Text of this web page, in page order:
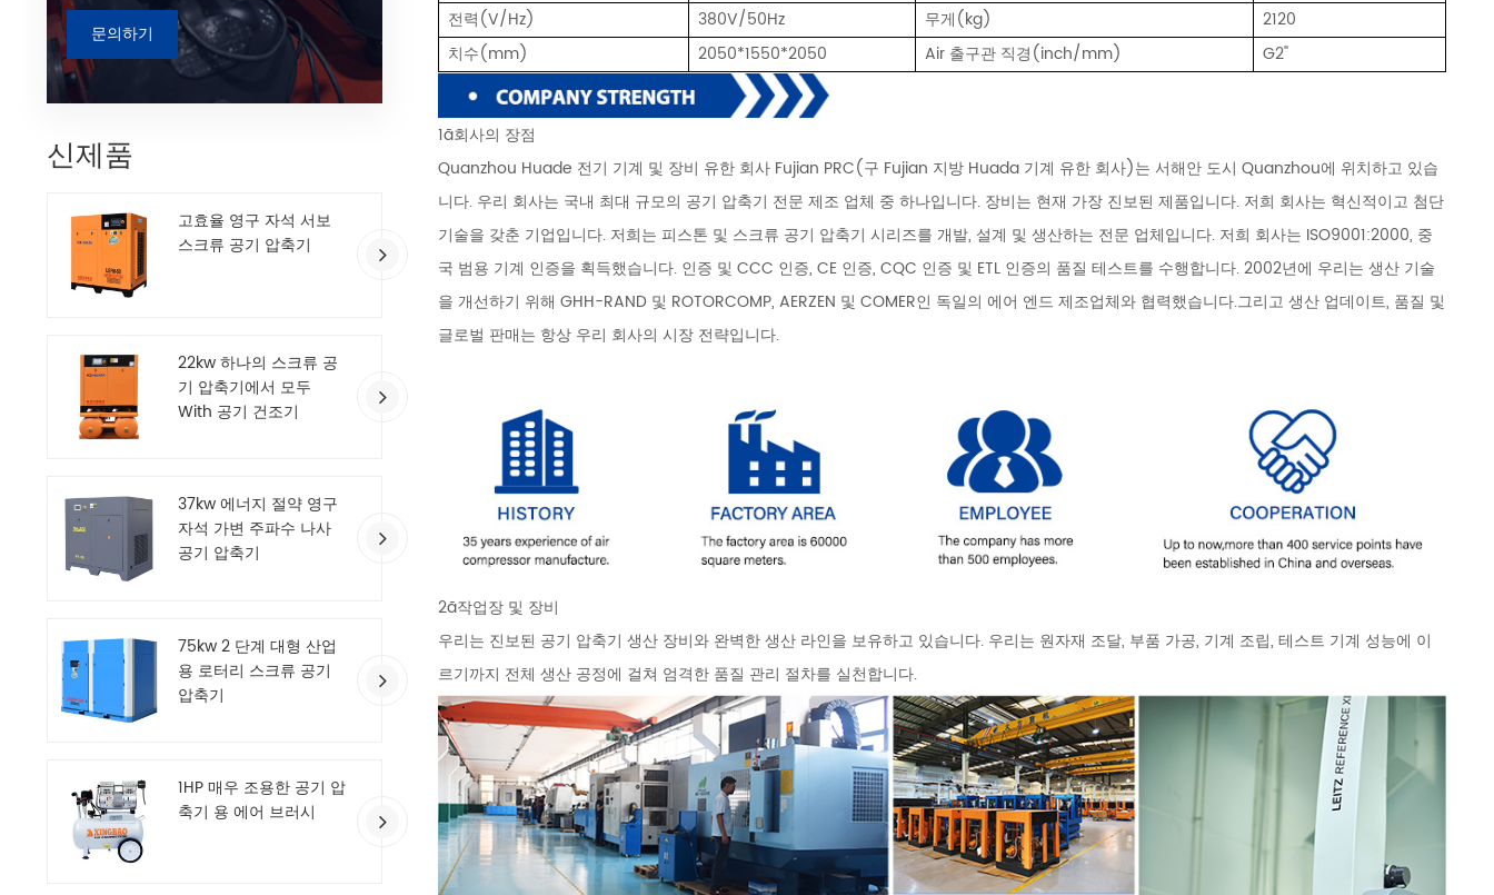
문의하기
신제품
고효율 영구 자석 서보
스크류 공기 압축기
22kw 하나의 스크류 공
기 압축기에서 모두
With 공기 건조기
37kw 에너지 절약 영구
자석 가변 주파수 나사
공기 압축기
75kw 2 단계 대형 산업
용 로터리 스크류 공기
압축기
1HP 매우 조용한 공기 압
축기 용 에어 브러시
전력(V/Hz)
380V/50Hz 무게(kg)
2120
치수(mm)
2050*1550*2050 Air 출구관 직경(inch/mm) G2"
1ã회사의 장점
Quanzhou Huade 전기 기계 및 장비 유한 회사 Fujian PRC(구 Fujian 지방 Huada 기계 유한 회사)는 서해안 도시 Quanzhou에 위치하고 있습
니다. 우리 회사는 국내 최대 규모의 공기 압축기 전문 제조 업체 중 하나입니다. 장비는 현재 가장 진보된 제품입니다. 저희 회사는 혁신적이고 첨단
기술을 갖춘 기업입니다. 저희는 피스톤 및 스크류 공기 압축기 시리즈를 개발, 설계 및 생산하는 전문 업체입니다. 저희 회사는 ISO9001:2000, 중
국 범용 기계 인증을 획득했습니다. 인증 및 CCC 인증, CE 인증, CQC 인증 및 ETL 인증의 품질 테스트를 수행합니다. 2002년에 우리는 생산 기술
을 개선하기 위해 GHH-RAND 및 ROTORCOMP, AERZEN 및 COMER인 독일의 에어 엔드 제조업체와 협력했습니다.그리고 생산 업데이트, 품질 및
글로벌 판매는 항상 우리 회사의 시장 전략입니다.
2ã작업장 및 장비
우리는 진보된 공기 압축기 생산 장비와 완벽한 생산 라인을 보유하고 있습니다. 우리는 원자재 조달, 부품 가공, 기계 조립, 테스트 기계 성능에 이
르기까지 전체 생산 공정에 걸쳐 엄격한 품질 관리 절차를 실천합니다.